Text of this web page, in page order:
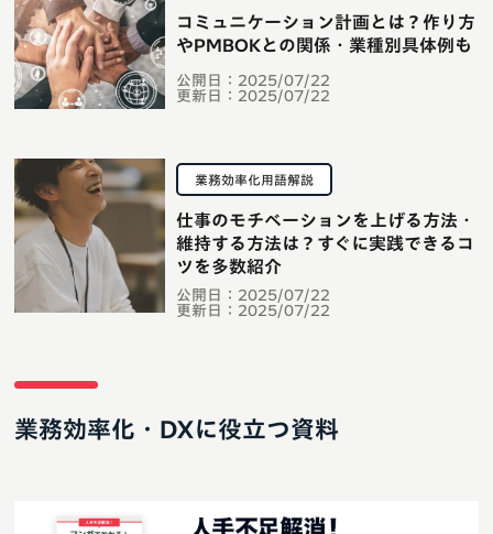
公開日： 2025/07/22
更新日： 2025/07/22
コミュニケーション計画とは？作り方
やPMBOKとの関係・業種別具体例も
業務効率化用語解説
公開日： 2025/07/22
更新日： 2025/07/22
仕事のモチベーションを上げる方法・
維持する方法は？すぐに実践できるコ
ツを多数紹介
業務効率化・DXに役立つ資料